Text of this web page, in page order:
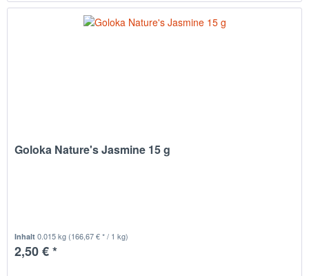
Goloka Nature's Jasmine 15 g
Inhalt0.015 kg (166,67 € * / 1 kg)
2,50 € *